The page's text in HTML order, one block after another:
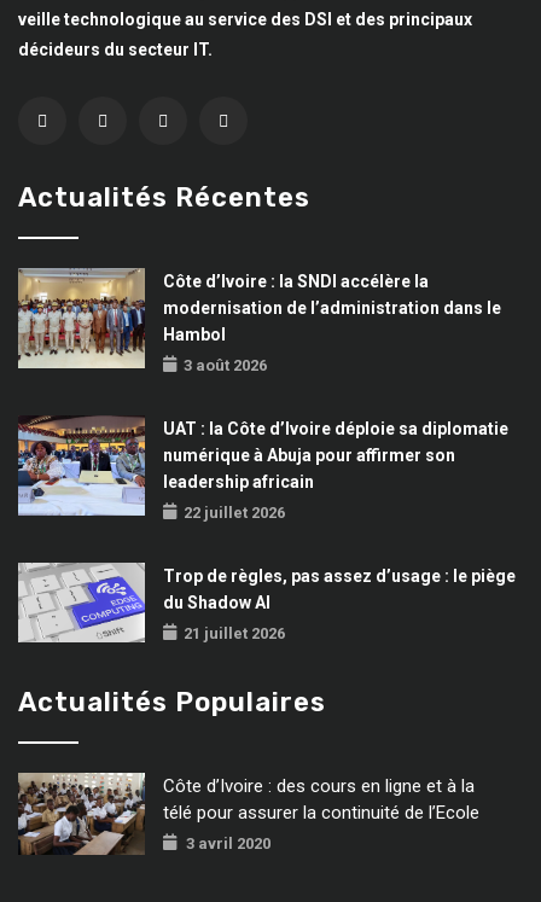
veille technologique au service des DSI et des principaux
décideurs du secteur IT.
Actualités Récentes
Côte d’Ivoire : la SNDI accélère la
modernisation de l’administration dans le
Hambol
3 août 2026
UAT : la Côte d’Ivoire déploie sa diplomatie
numérique à Abuja pour affirmer son
leadership africain
22 juillet 2026
Trop de règles, pas assez d’usage : le piège
du Shadow AI
21 juillet 2026
Actualités Populaires
Côte d’Ivoire : des cours en ligne et à la
télé pour assurer la continuité de l’Ecole
3 avril 2020